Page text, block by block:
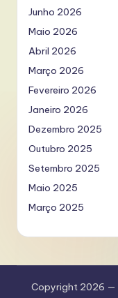
Junho 2026
Maio 2026
Abril 2026
Março 2026
Fevereiro 2026
Janeiro 2026
Dezembro 2025
Outubro 2025
Setembro 2025
Maio 2025
Março 2025
Copyright 2026 —